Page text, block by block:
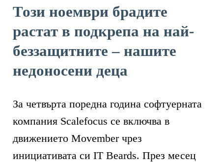
Този ноември брадите
растат в подкрепа на най-
беззащитните – нашите
недоносени деца
За четвърта поредна година софтуерната
компания Scalefocus се включва в
движението Movember чрез
инициативата си IT Beards. През месец